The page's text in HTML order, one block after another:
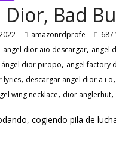
Dior, Bad
amazonrdprofe 687
angel dior aio descargar, angel
ángel dior piropo, angel factory
lyrics, descargar angel dior a i o,
wing necklace, dior anglerhut,
cogiendo pila de